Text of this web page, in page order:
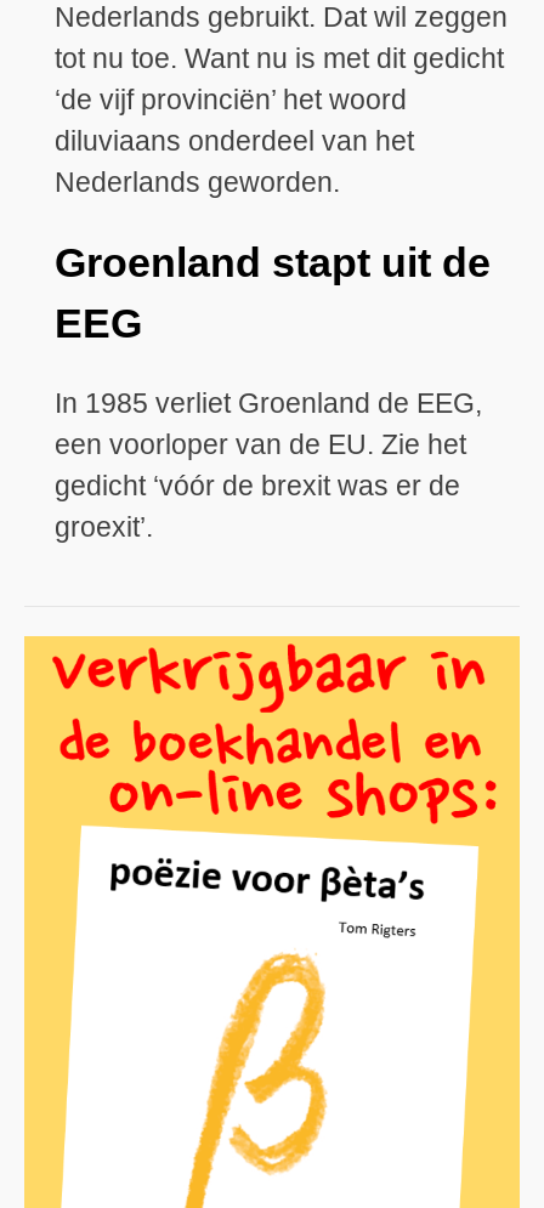
Nederlands gebruikt. Dat wil zeggen
tot nu toe. Want nu is met dit gedicht
‘de vijf provinciën’ het woord
diluviaans onderdeel van het
Nederlands geworden.
Groenland stapt uit de
EEG
In 1985 verliet Groenland de EEG,
een voorloper van de EU. Zie het
gedicht ‘vóór de brexit was er de
groexit’.